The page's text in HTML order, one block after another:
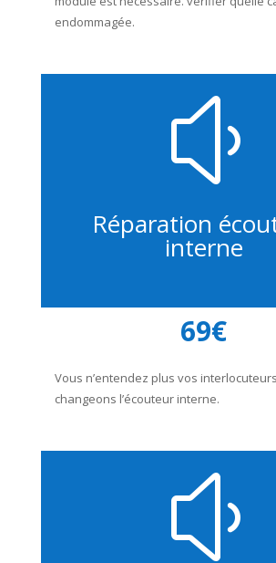
endommagée.
y
Réparation
interne
69€
Vous n’entendez plus vos
changeons l’écouteur interne.
y